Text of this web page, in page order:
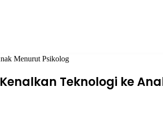
Menurut Psikolog
Teknologi ke